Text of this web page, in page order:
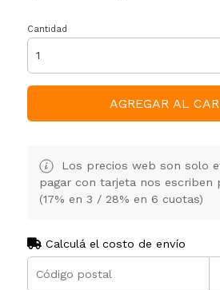
Cantidad
AGREGAR AL
Los precios web son solo
pagar con tarjeta nos escriben
(17% en 3 / 28% en 6 cuotas)
Calculá el costo de envío